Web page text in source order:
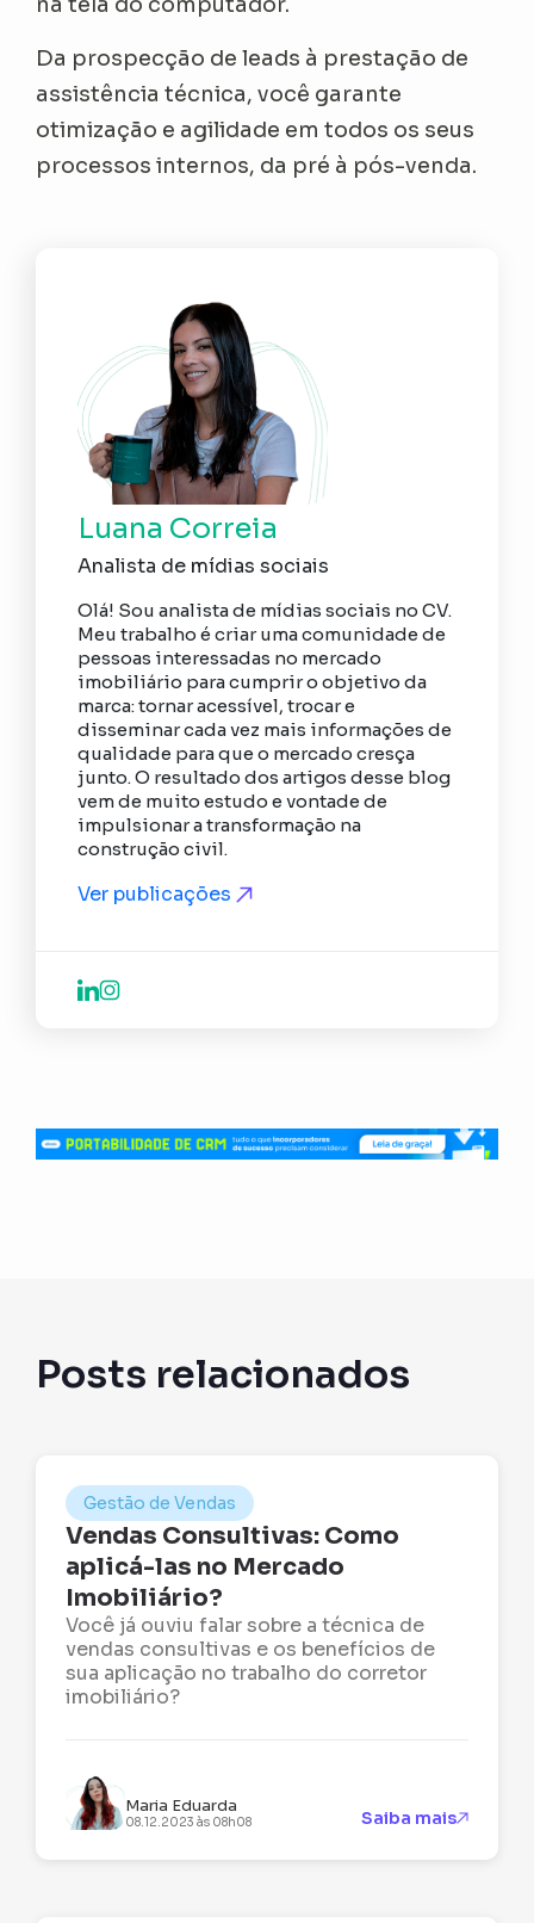
Da prospecção de leads à prestação de
assistência técnica, você garante
otimização e agilidade em todos os seus
processos internos, da pré à pós-venda.
Luana Correia
Analista de mídias sociais
Olá! Sou analista de mídias sociais no CV.
Meu trabalho é criar uma comunidade de
pessoas interessadas no mercado
imobiliário para cumprir o objetivo da
marca: tornar acessível, trocar e
disseminar cada vez mais informações de
qualidade para que o mercado cresça
junto. O resultado dos artigos desse blog
vem de muito estudo e vontade de
impulsionar a transformação na
construção civil.
Ver publicações
Posts relacionados
Gestão de Vendas
Vendas Consultivas: Como
aplicá-las no Mercado
Imobiliário?
Você já ouviu falar sobre a técnica de
vendas consultivas e os benefícios de
sua aplicação no trabalho do corretor
imobiliário?
Maria Eduarda
08.12.2023 às 08h08 Saiba mais